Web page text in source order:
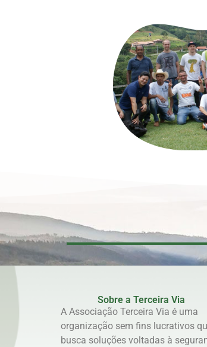
Sobre a Terceira Via
A Associação Terceira Via é uma
organização sem fins lucrativos
busca soluções voltadas à